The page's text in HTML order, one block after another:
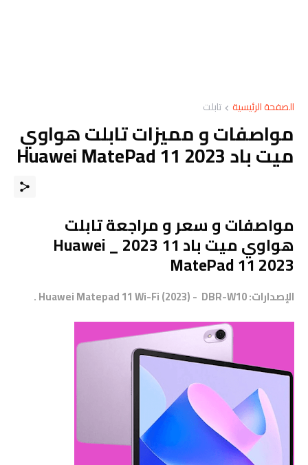
الصفحة الرئيسية تابلت
مواصفات و مميزات تابلت هواوي
ميت باد Huawei MatePad 11 2023
مواصفات و سعر و مراجعة تابلت
هواوي ميت باد 11 2023 _ Huawei
MatePad 11 2023
الإصدارات: Huawei Matepad 11 Wi-Fi (2023) -DBR-W10
.